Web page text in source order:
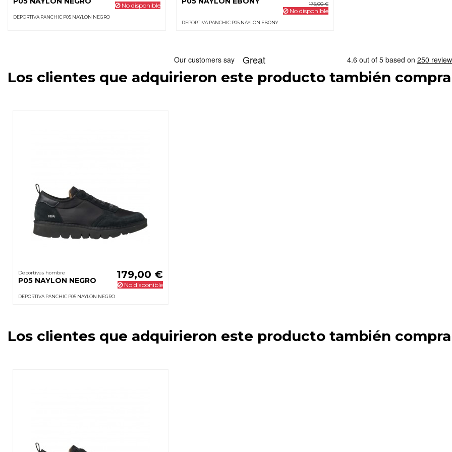
No disponible
DEPORTIVA PANCHIC P05 NAYLON NEGRO
179,00 €
No disponible
DEPORTIVA PANCHIC P05 NAYLON EBONY
Los clientes que adquirieron este producto también
Deportivas hombre
P05 NAYLON NEGRO
179,00 €
No disponible
DEPORTIVA PANCHIC P05 NAYLON NEGRO
Los clientes que adquirieron este producto también